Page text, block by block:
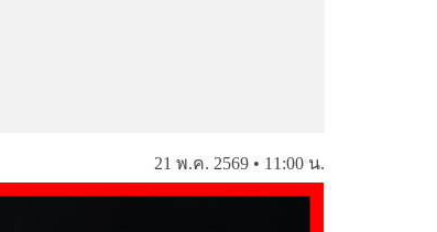
21 พ.ค. 2569 • 11:00 น.